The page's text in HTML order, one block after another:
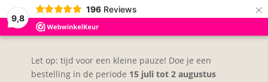
9,8
196 Reviews ×
Let op: tijd voor een kleine pauze! Doe je een
bestelling in de periode 15 juli tot 2 augustus